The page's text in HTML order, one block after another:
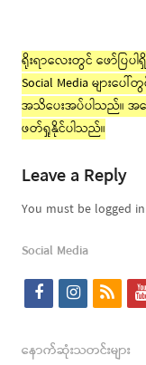
ရိုးရာလေးတွင် ဖော်ပြပ
Social Media များပ
အသိပေးအပ်ပါသည်။
ဖတ်ရှုနိုင်ပါသည်။
Leave a Reply
You must be logged
Social Media
f
c
i
s
r
s
နောက်ဆုံးသတင်းများ